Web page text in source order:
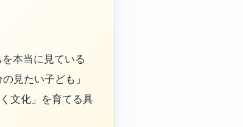
本当に見ている
見たい子ども」
文化」を育てる具